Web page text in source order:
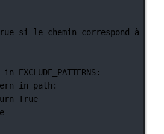
si le chemin correspond à
in EXCLUDE_PATTERNS:
in path:
True